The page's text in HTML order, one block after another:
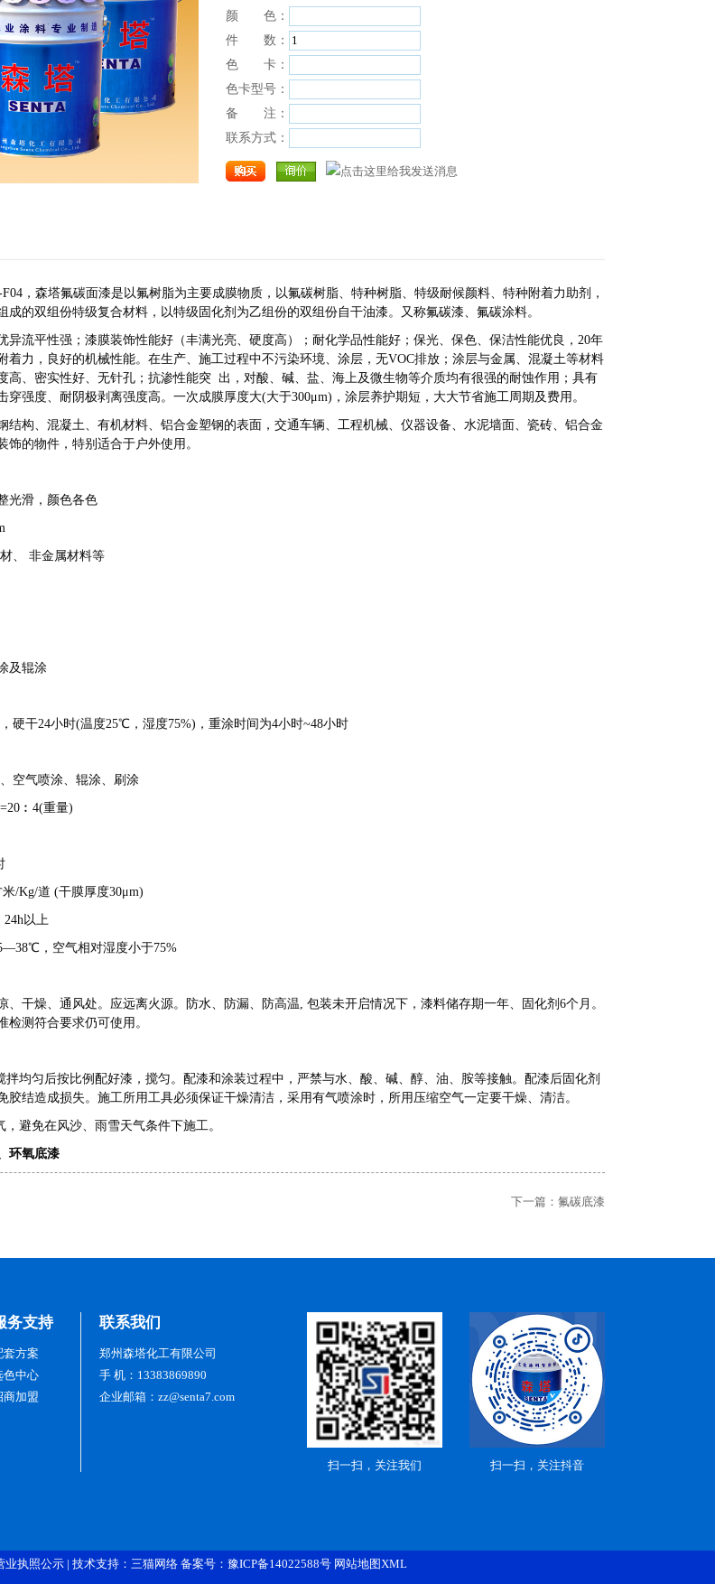
颜 色：
件 数：
色 卡：
色卡型号：
备 注：
联系方式：
， 森塔氟碳面漆是以氟树脂为主要成膜物质，以氟碳树脂、特种树脂、特级耐候颜料、特种附着力助剂，
成的双组份特级复合材料，以特级固化剂为乙组份的双组份自干油漆。又称氟碳漆、氟碳涂料。
异流平性强；漆膜装饰性能好（丰满光亮、硬度高）；耐化学品性能好；保光、保色、保洁性能优良，20年
着力，良好的机械性能。在生产、施工过程中不污染环境、涂层，无VOC排放；涂层与金属、混凝土等材料
高、密实性好、无针孔；抗渗性能突 出，对酸、碱、盐、海上及微生物等介质均有很强的耐蚀作用；具有
穿强度、耐阴极剥离强度高。一次成膜厚度大(大于300μm)，涂层养护期短，大大节省施工周期及费用。
结构、混凝土、有机材料、铝合金塑钢的表面，交通车辆、工程机械、仪器设备、水泥墙面、瓷砖、铝合金
饰的物件，特别适合于户外使用。
光滑，颜色各色
、 非金属材料等
及辊涂
硬干24小时(温度25℃，湿度75%)，重涂时间为4小时~48小时
空气喷涂、辊涂、刷涂
重量)
/Kg/道 (干膜厚度30μm)
以上
，空气相对湿度小于75%
、干燥、通风处。应远离火源。防水、防漏、防高温, 包装未开启情况下，漆料储存期一年、固化剂6个月。
检测符合要求仍可使用。
拌均匀后按比例配好漆，搅匀。配漆和涂装过程中，严禁与水、酸、碱、醇、油、胺等接触。配漆后固化剂
胶结造成损失。施工所用工具必须保证干燥清洁，采用有气喷涂时，所用压缩空气一定要干燥、清洁。
避免在风沙、雨雪天气条件下施工。
环氧底漆
下一篇： 氟碳底漆
务支持
套方案
色中心
商加盟
联系我们
郑州森塔化工有限公司
手 机：13383869890
企业邮箱：zz@senta7.com
扫一扫，关注抖音
扫一扫，关注我们
业执照公示 | 技术支持： 三猫网络 备案号：豫ICP备14022588号 网站地图XML